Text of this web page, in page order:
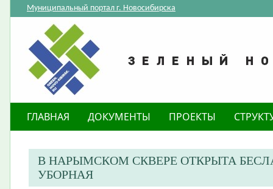
Муниципальный портал г. Новосибирска
ГЛАВНАЯ ДОКУМЕНТЫ ПРОЕКТЫ
В НАРЫМСКОМ СКВЕРЕ ОТКРЫТА
УБОРНАЯ